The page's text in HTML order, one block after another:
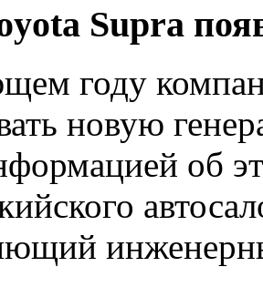
Supra
году
новую
об